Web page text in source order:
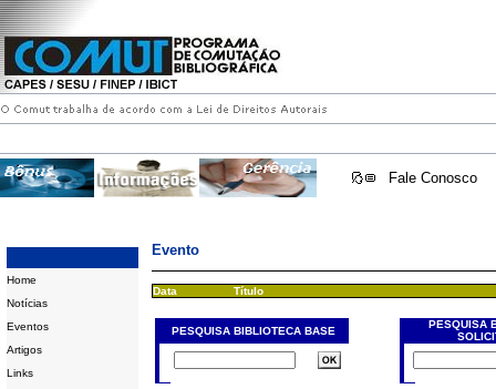
Fale Conosco
Home
Notícias
Eventos
Artigos
Links
Evento
Data Título
PESQUISA BIBLIOTECA BASE
PESQUISA